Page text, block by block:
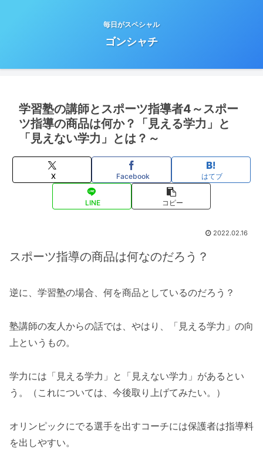
毎日がスペシャル
ゴンシャチ
学習塾の講師とスポーツ指導者4～スポー
ツ指導の商品は何か？「見える学力」と
「見えない学力」とは？～
X Facebook はてブ
LINE コピー
2022.02.16
スポーツ指導の商品は何なのだろう？
逆に、学習塾の場合、何を商品としているのだろう？
塾講師の友人からの話では、やはり、「見える学力」の向
上というもの。
学力には「見える学力」と「見えない学力」があるとい
う。（これについては、今後取り上げてみたい。）
オリンピックにでる選手を出すコーチには保護者は指導料
を出しやすい。